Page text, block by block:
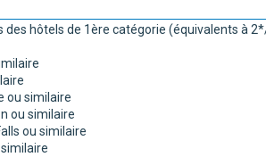
des hôtels de 1ère catégorie (équivalents à
ou similaire
ou similaire
ou similaire
similaire